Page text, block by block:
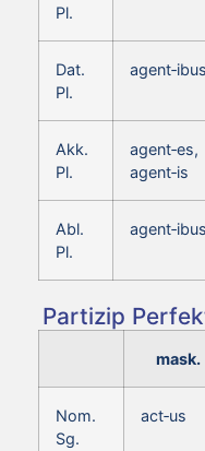
Pl.
Dat.
Pl.
agent‑ibus
Akk.
Pl.
agent‑es,
agent‑is
Abl.
Pl.
agent‑ibus
Partizip
mask.
Nom.
Sg.
act‑us